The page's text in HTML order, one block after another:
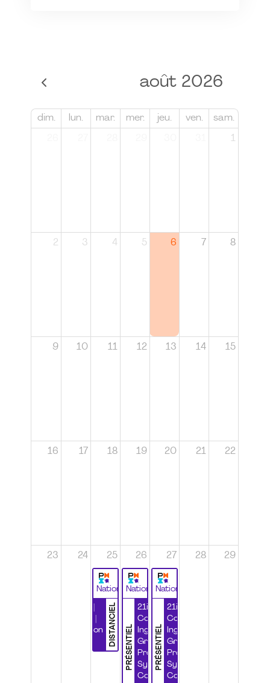
août 2026
dim. lun. mar. mer. jeu. ven. sam.
1
2 3 4 5 6 7 8
9 10 11 12 13 14 15
16 17 18 19 20 21 22
23 24 25
National
DISTANCIEL
Certification
26
National
PRÉSENTIEL
21ième
Congrès
Ingénierie
Grands
Projets et
Systèmes
Complexes
27
National
PRÉSENTIEL
21ième
Congrès
Ingénierie
Grands
Projets et
Systèmes
Complexes
28 29